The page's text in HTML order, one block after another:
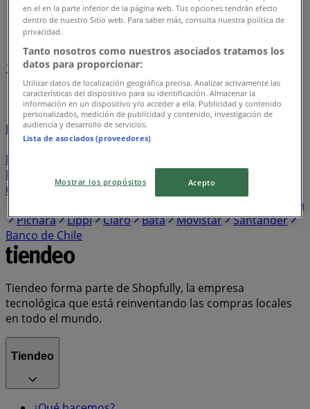
Índice de negocios en Recoleta
1 345
12
Unimarc
Lider Construmart
Santa Isabel
Falabella
Servipag DirecTV
HomeCenter Sodimac
Ripley
Mayorista 10
Maicao
Super Bodega a Cuenta
Banco
CrediChile
Salcobrand Doña Carne Vtr
Coopeuch
Pichara
Lippi Claro Bata Movistar
Santander
Banco de Chile
Tiendeo forma parte de Shopfully, la empresa
tecnológica que está reinventando las compras locales
en todo el mundo.
Tiendeo
en el en la parte inferior de la página web. Tus opciones tendrán efecto
dentro de nuestro Sitio web. Para saber más, consulta nuestra política de
privacidad.
Tanto nosotros como nuestros asociados tratamos los
datos para proporcionar:
Utilizar datos de localización geográfica precisa. Analizar activamente las
características del dispositivo para su identificación. Almacenar la
información en un dispositivo y/o acceder a ella. Publicidad y contenido
personalizados, medición de publicidad y contenido, investigación de
audiencia y desarrollo de servicios.
Lista de asociados (proveedores)
Mostrar los propósitos Acepto